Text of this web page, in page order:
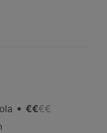
• €€€€